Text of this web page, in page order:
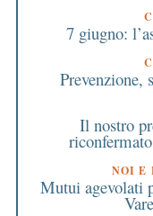
7 giugno:
Prevenzione,
Il nostro
NOI E
Mutui agevolati